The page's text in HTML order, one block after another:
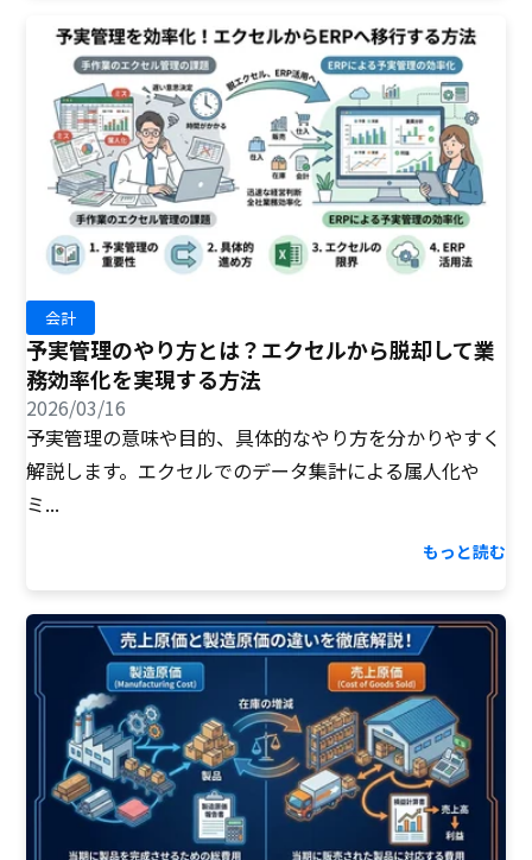
会計
予実管理のやり方とは？エクセルから脱却して業
務効率化を実現する方法
2026/03/16
予実管理の意味や目的、具体的なやり方を分かりやすく
解説します。エクセルでのデータ集計による属人化や
ミ...
もっと読む